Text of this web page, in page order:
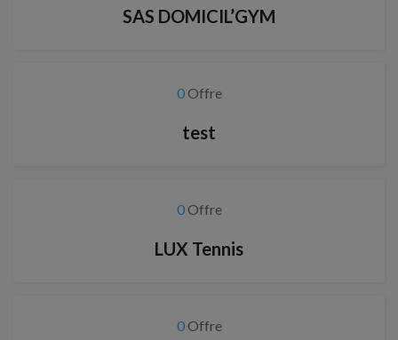
SAS DOMICIL’GYM
0Offre
test
0Offre
LUX Tennis
0Offre